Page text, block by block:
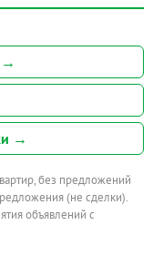
→
→
без предложений
(не сделки).
объявлений с